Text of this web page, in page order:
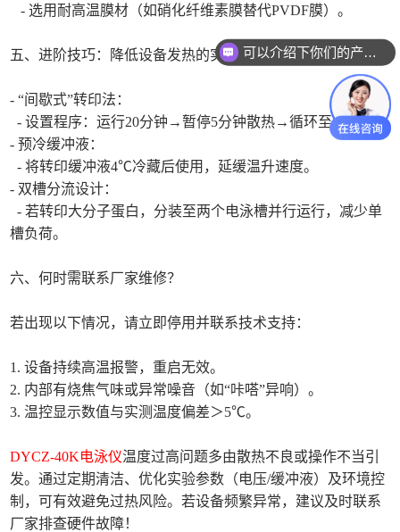
- 选用耐高温膜材（如硝化纤维素膜替代PVDF膜）。
五、进阶技巧：降低设备发热的实操方案
- “间歇式”转印法：
- 设置程序：运行20分钟→暂停5分钟散热→循环至完成。
- 预冷缓冲液：
- 将转印缓冲液4℃冷藏后使用，延缓温升速度。
- 双槽分流设计：
- 若转印大分子蛋白，分装至两个电泳槽并行运行，减少单
槽负荷。
六、何时需联系厂家维修？
若出现以下情况，请立即停用并联系技术支持：
1. 设备持续高温报警，重启无效。
2. 内部有烧焦气味或异常噪音（如“咔嗒”异响）。
3. 温控显示数值与实测温度偏差＞5℃。
DYCZ-40K电泳仪温度过高问题多由散热不良或操作不当引
发。通过定期清洁、优化实验参数（电压/缓冲液）及环境控
制，可有效避免过热风险。若设备频繁异常，建议及时联系
厂家排查硬件故障！
可以介绍下你们的产品么